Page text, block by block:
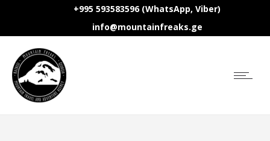
+995 593583596 (WhatsApp, Viber)
info@mountainfreaks.ge